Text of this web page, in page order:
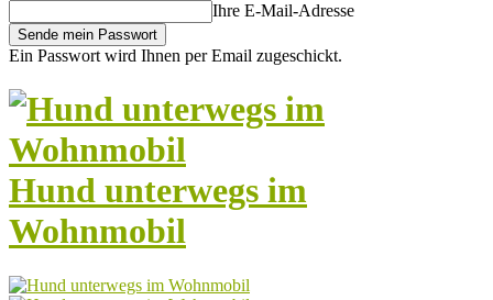
Ihre E-Mail-Adresse
Ein Passwort wird Ihnen per Email zugeschickt.
Hund unterwegs im
Wohnmobil